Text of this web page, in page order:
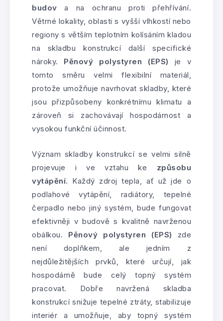
budov a na ochranu proti přehřívání.
Větrné lokality, oblasti s vyšší vlhkostí nebo
regiony s větším teplotním kolísáním kladou
na skladbu konstrukcí další specifické
nároky. Pěnový polystyren (EPS) je v
tomto směru velmi flexibilní materiál,
protože umožňuje navrhovat skladby, které
jsou přizpůsobeny konkrétnímu klimatu a
zároveň si zachovávají hospodárnost a
vysokou funkční účinnost.
Význam skladby konstrukcí se velmi silně
projevuje i ve vztahu ke způsobu
vytápění. Každý zdroj tepla, ať už jde o
podlahové vytápění, radiátory, tepelné
čerpadlo nebo jiný systém, bude fungovat
efektivněji v budově s kvalitně navrženou
obálkou. Pěnový polystyren (EPS) zde
není doplňkem, ale jedním z
nejdůležitějších prvků, které určují, jak
hospodárně bude celý topný systém
pracovat. Dobře navržená skladba
konstrukcí snižuje tepelné ztráty, stabilizuje
interiér a umožňuje, aby topný systém